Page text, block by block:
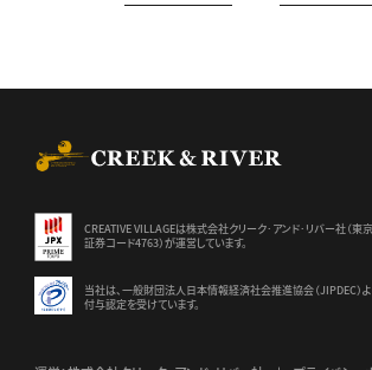
CREATIVE VILLAGEは株式会社クリーク･アンド･リバー社（東
証券コード4763）が運営しています。
当社は、一般財団法人日本情報経済社会推進協会（JIPDEC）よ
付与認定を受けています。